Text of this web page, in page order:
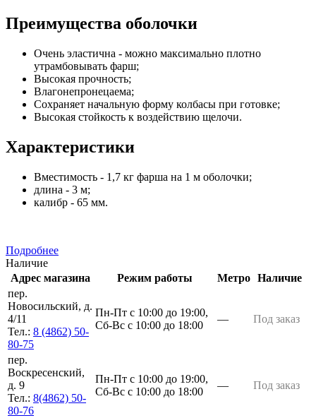
Преимущества оболочки
Очень эластична - можно максимально плотно
утрамбовывать фарш;
Высокая прочность;
Влагонепронецаема;
Сохраняет начальную форму колбасы при готовке;
Высокая стойкость к воздействию щелочи.
Характеристики
Вместимость - 1,7 кг фарша на 1 м оболочки;
длина - 3 м;
калибр - 65 мм.
Подробнее
Наличие
Адрес магазина
Режим работы Метро Наличие
пер.
Новосильский, д.
4/11
Тел.: 8 (4862) 50-
80-75
Пн-Пт с 10:00 до 19:00,
Сб-Вс с 10:00 до 18:00
— Под заказ
пер.
Воскресенский,
д. 9
Тел.: 8(4862) 50-
80-76
Пн-Пт с 10:00 до 19:00,
Сб-Вс с 10:00 до 18:00
— Под заказ